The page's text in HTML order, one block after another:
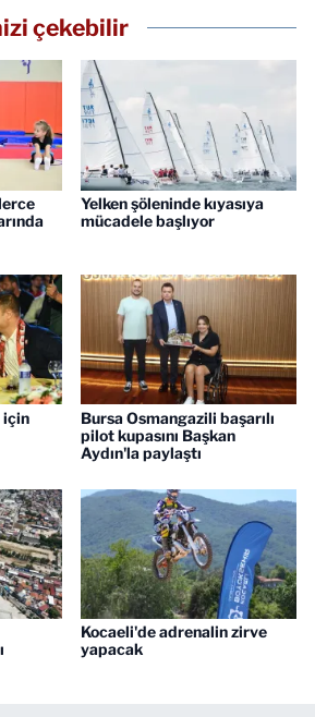
çekebilir
Yelken şöleninde kıyasıya
mücadele başlıyor
için
Bursa Osmangazili başarılı
pilot kupasını Başkan
Aydın'la paylaştı
Kocaeli'de adrenalin zirve
yapacak